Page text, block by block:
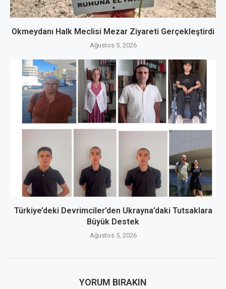
Okmeydanı Halk Meclisi Mezar Ziyareti Gerçekleştirdi
Ağustos 5, 2026
Türkiye’deki Devrimciler’den Ukrayna’daki Tutsaklara
Büyük Destek
Ağustos 5, 2026
YORUM BIRAKIN